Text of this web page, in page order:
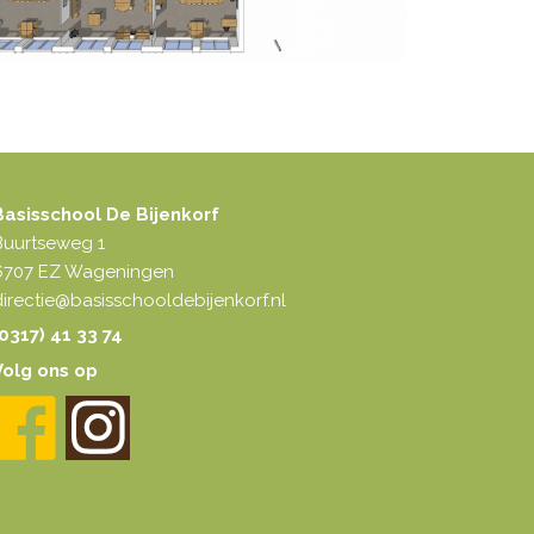
De Bijenkorf
1
EZ Wageningen
41 33 74
ons op